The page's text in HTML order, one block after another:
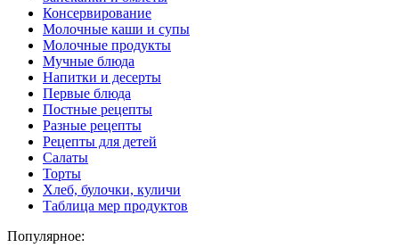
Консервирование
Молочные каши и супы
Молочные продукты
Мучные блюда
Напитки и десерты
Первые блюда
Постные рецепты
Разные рецепты
Рецепты для детей
Салаты
Торты
Хлеб, булочки, куличи
Таблица мер продуктов
Популярное: